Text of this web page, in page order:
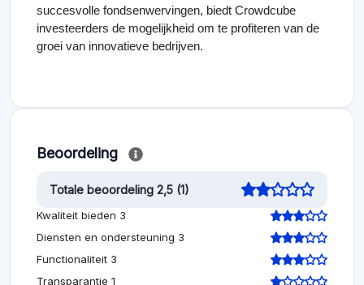
succesvolle fondsenwervingen, biedt Crowdcube
investeerders de mogelijkheid om te profiteren van de
groei van innovatieve bedrijven.
Beoordeling
Totale beoordeling 2,5 (1)
Kwaliteit bieden 3
Diensten en ondersteuning 3
Functionaliteit 3
Transparantie 1